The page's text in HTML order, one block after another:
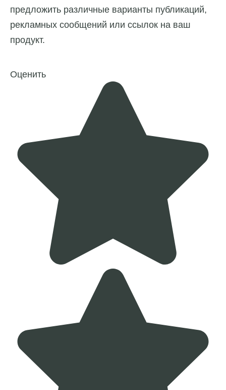
предложить различные варианты публикаций,
рекламных сообщений или ссылок на ваш
продукт.
Оценить